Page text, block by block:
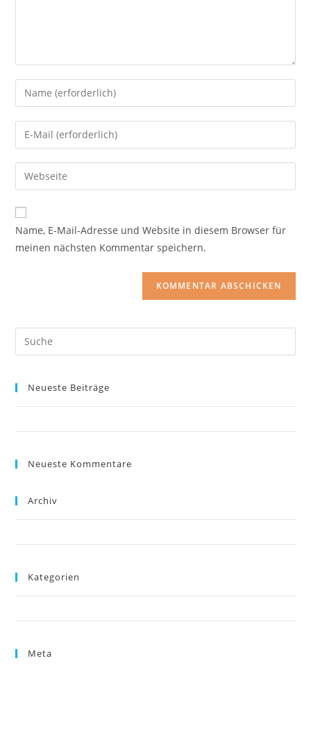
Gib
deinen
Namen
oder
zum
Kommentieren
ein
Gib
deine
E-
Mail-
zum
Kommentieren
ein
Gib
deine
Website-
URL
Name, E-Mail-Adresse und Website in diesem Browser für
meinen nächsten Kommentar speichern.
Neueste Beiträge
Neueste Kommentare
Archiv
Kategorien
Meta